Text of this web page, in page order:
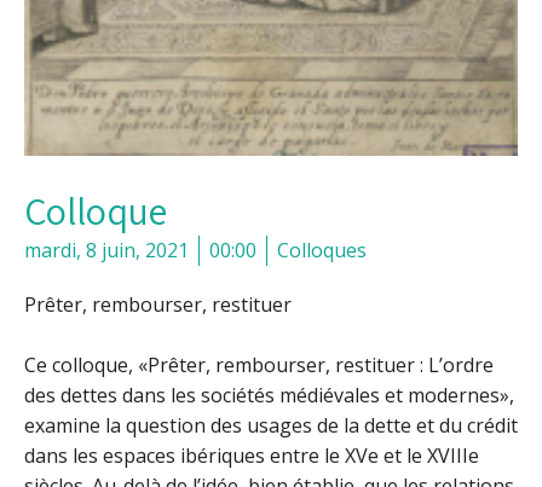
Colloque
mardi, 8 juin, 2021 00:00 Colloques
Prêter, rembourser, restituer
Ce colloque, «Prêter, rembourser, restituer : L’ordre
des dettes dans les sociétés médiévales et modernes»,
examine la question des usages de la dette et du crédit
dans les espaces ibériques entre le XVe et le XVIIIe